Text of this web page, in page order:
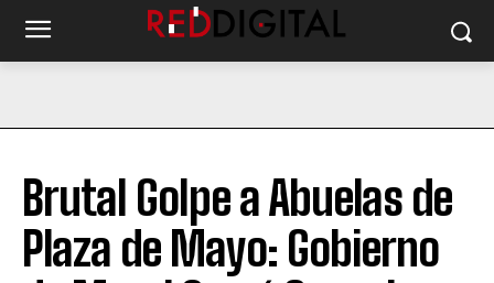
Brutal Golpe a Abuelas de
Plaza de Mayo: Gobierno